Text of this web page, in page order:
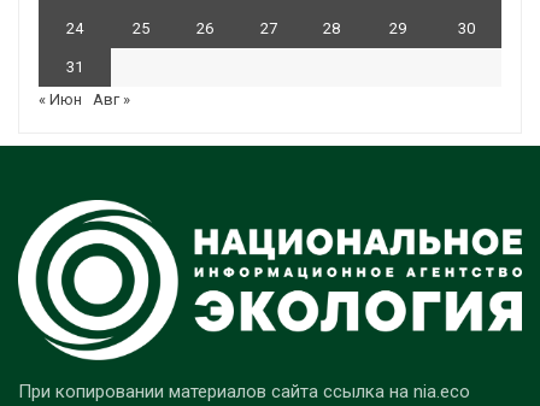
24 25 26 27 28 29 30
31
« Июн
Авг »
При копировании материалов сайта ссылка на nia.eco